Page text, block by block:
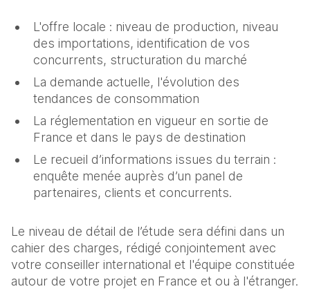
L'offre locale : niveau de production, niveau
des importations, identification de vos
concurrents, structuration du marché
La demande actuelle, l'évolution des
tendances de consommation
La réglementation en vigueur en sortie de
France et dans le pays de destination
Le recueil d’informations issues du terrain :
enquête menée auprès d’un panel de
partenaires, clients et concurrents.
Le niveau de détail de l’étude sera défini dans un
cahier des charges, rédigé conjointement avec
votre conseiller international et l'équipe constituée
autour de votre projet en France et ou à l'étranger.